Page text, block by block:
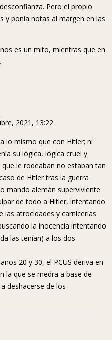
Pero el propio
y ponía notas al margen en las
es un mito, mientras que en
2021, 13:22
lo mismo que con Hitler; ni
su lógica, lógica cruel y
le rodeaban no estaban tan
de Hitler tras la guerra
mando alemán superviviente
de todo a Hitler, intentando
las atrocidades y carnicerías
la inocencia intentando
las tenían) a los dos
20 y 30, el PCUS deriva en
la que se medra a base de
deshacerse de los